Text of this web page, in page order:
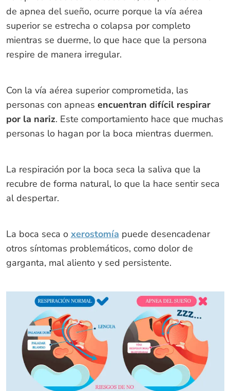
de apnea del sueño, ocurre porque la vía aérea
superior se estrecha o colapsa por completo
mientras se duerme, lo que hace que la persona
respire de manera irregular.
Con la vía aérea superior comprometida, las
personas con apneas encuentran difícil respirar
por la nariz. Este comportamiento hace que muchas
personas lo hagan por la boca mientras duermen.
La respiración por la boca seca la saliva que la
recubre de forma natural, lo que la hace sentir seca
al despertar.
La boca seca o xerostomía puede desencadenar
otros síntomas problemáticos, como dolor de
garganta, mal aliento y sed persistente.